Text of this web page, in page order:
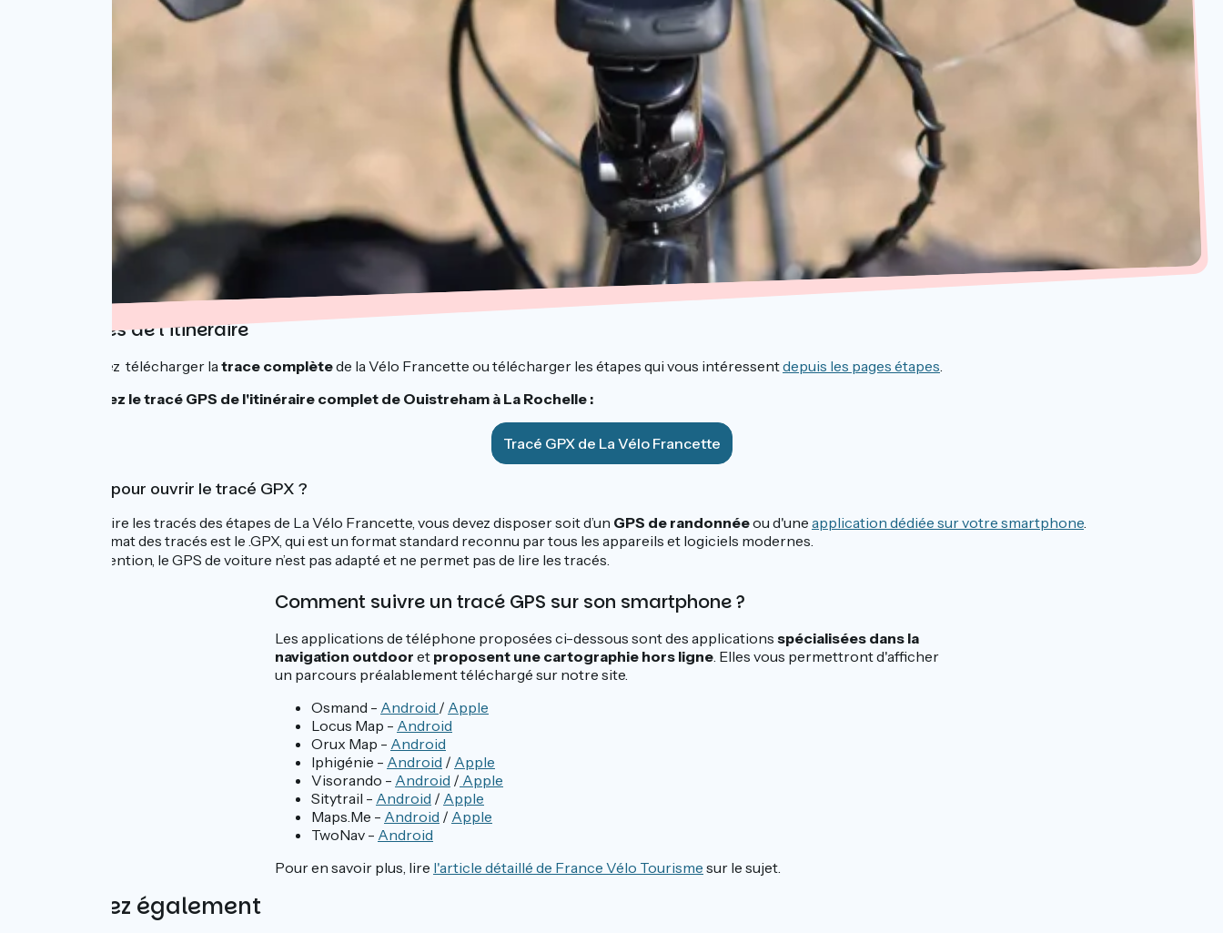
Les tracés de l’itinéraire
Vous pouvez télécharger la trace complètede la Vélo Francette ou télécharger les étapes qui vous intéressentdepuis les pages étapes
Téléchargez le tracé GPS de l'itinéraire complet de Ouistreham à La Rochelle :
Tracé GPX de La Vélo Francette
Quel outil pour ouvrir le tracé GPX ?
Pour lire les tracés des étapes de La Vélo Francette, vous devez disposer soit d’un GPS de randonnéeou d'une application dédiée sur votre smartphone
Le format des tracés est le .GPX, qui est un format standard reconnu par tous les appareils et logiciels modernes.
⚠️ Attention, le GPS de voiture n’est pas adapté et ne permet pas de lire les tracés.
Comment suivre un tracé GPS sur son smartphone ?
Les applications de téléphone proposées ci-dessous sont des applications spécialisées dans la
navigation outdoor et proposent une cartographie hors ligne . Elles vous permettront d'afficher
un parcours préalablement téléchargé sur notre site.
Osmand - Android / Apple
Locus Map - Android
Orux Map - Android
Iphigénie - Android / Apple
Visorando - Android / Apple
Sitytrail - Android / Apple
Maps.Me - Android / Apple
TwoNav - Android
Pour en savoir plus, lire l'article détaillé de France Vélo Tourisme sur le sujet.
Découvrez également